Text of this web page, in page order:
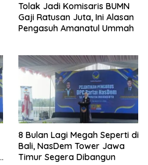
Tolak Jadi Komisaris BUMN
Gaji Ratusan Juta, Ini Alasan
Pengasuh Amanatul Ummah
8 Bulan Lagi Megah Seperti di
Bali, NasDem Tower Jawa
Timur Segera Dibangun